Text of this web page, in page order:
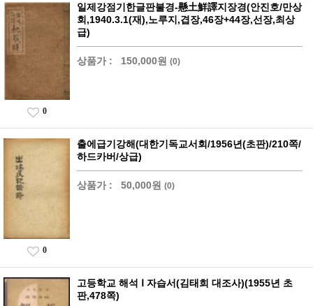
일제강점기한글판불경-懸土鮮譯지장경(안진호/만상
회,1940.3.1(재),노루지,겹장,46장+44장,선장,최상
급)
상품가 : 150,000원 (0)
0
출에급기강해(대한기독교서회/1956년(초판)/210쪽/
하드카버/상급)
상품가 : 50,000원 (0)
0
고등학교 해석 Ⅰ 자습서(김태희 대조사)(1955년 초
판,478쪽)